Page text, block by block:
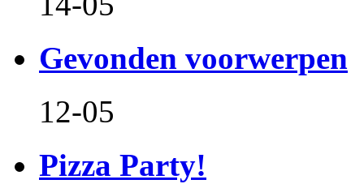
Gevonden voorwerpen
12-05
Pizza Party!